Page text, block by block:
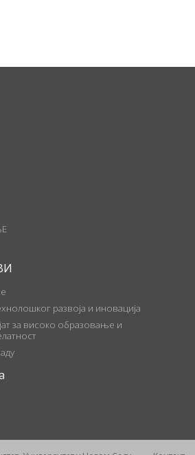
развоја и иновација
за високо образовање и